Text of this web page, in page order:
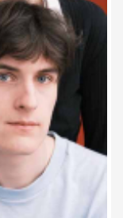
à
autant en faire
naviguer entre
huit titres
coécrit avec
On y trouve
de R&B
solo,
et un peu
en quête de